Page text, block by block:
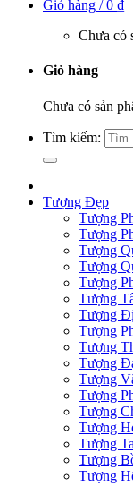
Giỏ hàng /0 ₫
Chưa có
Giỏ hàng
Chưa có sản
Tìm kiếm:
Tượng Đẹp
Tượng
Tượng
Tượng
Tượng
Tượng
Tượng
Tượng
Tượng
Tượng
Tượng
Tượng
Tượng
Tượng
Tượng
Tượng
Tượng
Tượng